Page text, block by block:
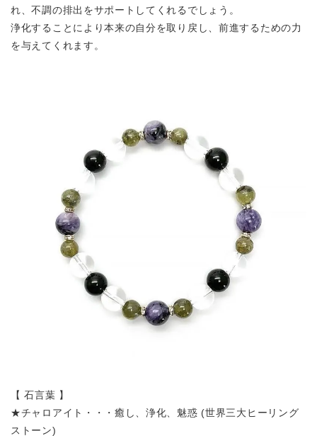
れ、不調の排出をサポートしてくれるでしょう。
浄化することにより本来の自分を取り戻し、前進するための力
を与えてくれます。
【 石言葉 】
★チャロアイト・・・癒し、浄化、魅惑 (世界三大ヒーリング
ストーン)